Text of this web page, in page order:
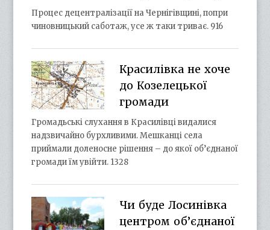
Процес децентралізації на Чернігівщині, попри
чиновницький саботаж, усе ж таки триває. 916
Красилівка не хоче
до Козелецької
громади
Громадьські слухання в Красилівці видалися
надзвичайно бурхливими. Мешканці села
приймали доленосне рішення – до якої об’єднаної
громади їм увійти. 1328
Чи буде Лосинівка
центром об’єднаної